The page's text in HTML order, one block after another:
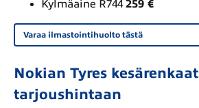
Kylmäaine R744259 €
Varaa ilmastointihuolto tästä
Nokian Tyres kesärenkaat
tarjoushintaan